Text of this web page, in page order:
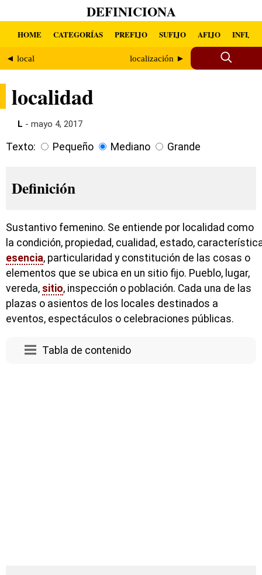
DEFINICIONA
HOME CATEGORÍAS PREFIJO SUFIJO AFIJO INFIJO
◄ local localización ►
localidad
L - mayo 4, 2017
Texto: Pequeño Mediano Grande
Definición
Sustantivo femenino. Se entiende por localidad como
la condición, propiedad, cualidad, estado,
esencia, particularidad y constitución de las cosas o
elementos que se ubica en un sitio fijo. Pueblo, lugar,
vereda, sitio, inspección o población. Cada una de las
plazas o asientos de los locales destinados a
eventos, espectáculos o celebraciones públicas.
Tabla de contenido